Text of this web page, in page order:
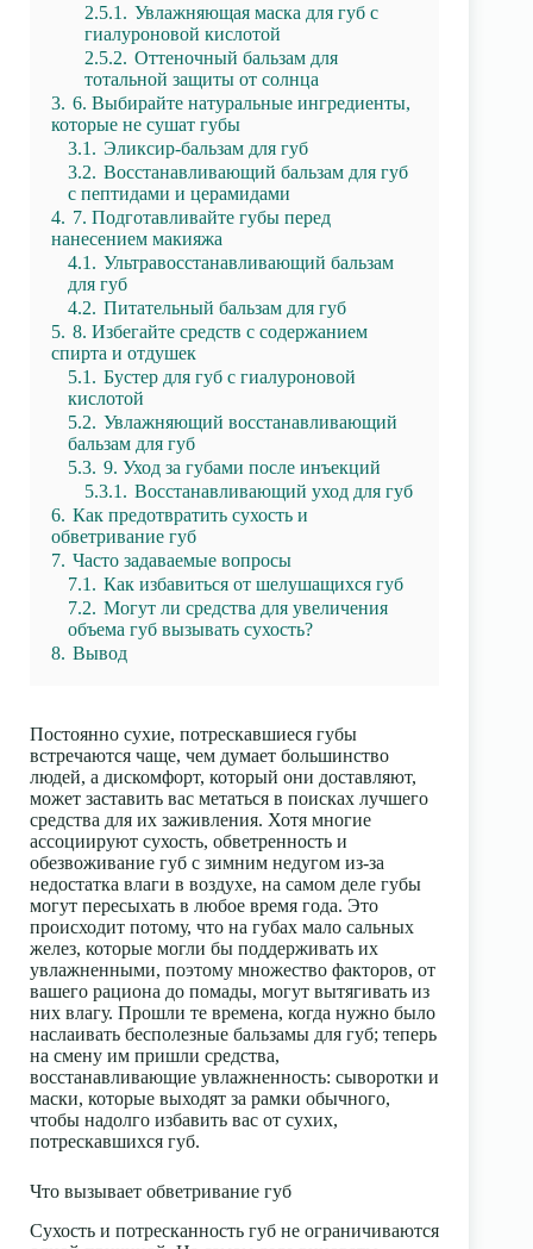
2.5.1. Увлажняющая маска для губ с
гиалуроновой кислотой
2.5.2. Оттеночный бальзам для
тотальной защиты от солнца
3. 6. Выбирайте натуральные ингредиенты,
которые не сушат губы
3.1. Эликсир-бальзам для губ
3.2. Восстанавливающий бальзам для губ
с пептидами и церамидами
4. 7. Подготавливайте губы перед
нанесением макияжа
4.1. Ультравосстанавливающий бальзам
для губ
4.2. Питательный бальзам для губ
5. 8. Избегайте средств с содержанием
спирта и отдушек
5.1. Бустер для губ с гиалуроновой
кислотой
5.2. Увлажняющий восстанавливающий
бальзам для губ
5.3. 9. Уход за губами после инъекций
5.3.1. Восстанавливающий уход для губ
6. Как предотвратить сухость и
обветривание губ
7. Часто задаваемые вопросы
7.1. Как избавиться от шелушащихся губ
7.2. Могут ли средства для увеличения
объема губ вызывать сухость?
8. Вывод
Постоянно сухие, потрескавшиеся губы
встречаются чаще, чем думает большинство
людей, а дискомфорт, который они доставляют,
может заставить вас метаться в поисках лучшего
средства для их заживления. Хотя многие
ассоциируют сухость, обветренность и
обезвоживание губ с зимним недугом из-за
недостатка влаги в воздухе, на самом деле губы
могут пересыхать в любое время года. Это
происходит потому, что на губах мало сальных
желез, которые могли бы поддерживать их
увлажненными, поэтому множество факторов, от
вашего рациона до помады, могут вытягивать из
них влагу. Прошли те времена, когда нужно было
наслаивать бесполезные бальзамы для губ; теперь
на смену им пришли средства,
восстанавливающие увлажненность: сыворотки и
маски, которые выходят за рамки обычного,
чтобы надолго избавить вас от сухих,
потрескавшихся губ.
Что вызывает обветривание губ
Сухость и потресканность губ не ограничиваются